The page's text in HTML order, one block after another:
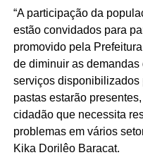
“A participação da
estão convidados para
promovido pela
de diminuir as
serviços disponibilizados
pastas estarão
cidadão que necessita
problemas em vários
Kika Dorilêo Baracat.